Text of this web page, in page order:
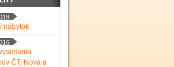
nábytok
ČT, Nova a